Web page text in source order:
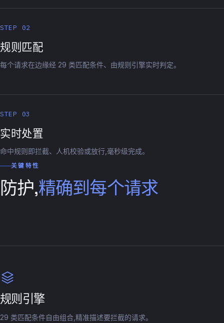
STEP 02
规则匹配
每个请求在边缘经 29 类匹配条件、由规则引擎实时判定。
STEP 03
实时处置
命中规则即拦截、人机校验或放行,毫秒级完成。
关键特性
防护,精确到每个请求
规则引擎
29 类匹配条件自由组合,精准描述要拦截的请求。